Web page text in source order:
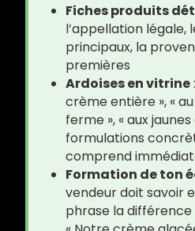
Fiches produits
l’appellation légale,
principaux, la
premières
Ardoises en vitrine
crème entière », «
ferme », « aux
formulations
comprend
Formation de ton
vendeur doit savoir
phrase la